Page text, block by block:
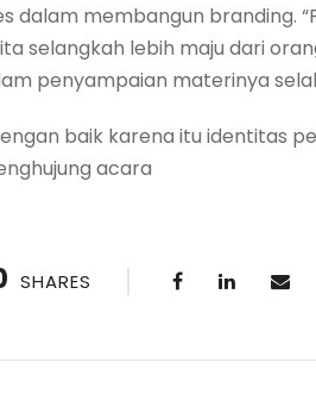
dalam membangun branding.
selangkah lebih maju dari
penyampaian materinya
baik karena itu identitas
acara
SHARES